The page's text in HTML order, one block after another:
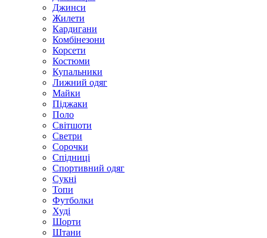
Джинси
Жилети
Кардигани
Комбінезони
Корсети
Костюми
Купальники
Лижний одяг
Майки
Піджаки
Поло
Світшоти
Светри
Сорочки
Спідниці
Спортивний одяг
Сукні
Топи
Футболки
Худі
Шорти
Штани